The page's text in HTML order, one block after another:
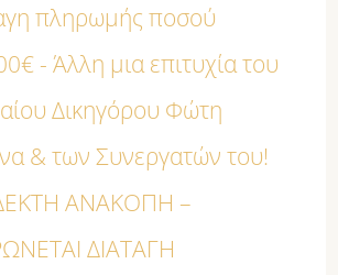
πληρωμής ποσού
- Άλλη μια επιτυχία του
Δικηγόρου Φώτη
& των Συνεργατών του!
ΑΝΑΚΟΠΗ –
ΔΙΑΤΑΓΗ